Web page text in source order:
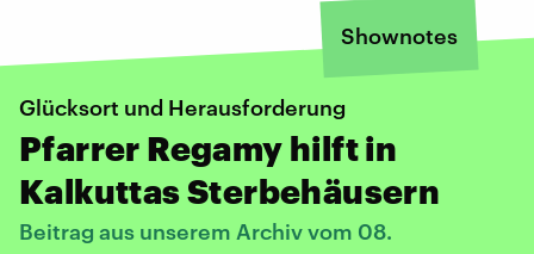
Shownotes
Glücksort und Herausforderung
Pfarrer Regamy hilft in
Kalkuttas Sterbehäusern
Beitrag aus unserem Archiv vom 08.